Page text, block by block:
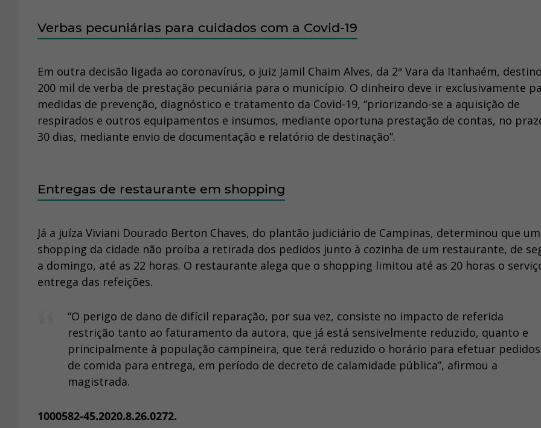
Verbas pecuniárias para cuidados com a Covid-19
Em outra decisão ligada ao coronavírus, o juiz Jamil Chaim Alves, da 2ª Vara da Itanhaém,
200 mil de verba de prestação pecuniária para o município. O dinheiro deve ir exclusivamente
medidas de prevenção, diagnóstico e tratamento da Covid-19, “priorizando-se a aquisição de
respirados e outros equipamentos e insumos, mediante oportuna prestação de contas, no
30 dias, mediante envio de documentação e relatório de destinação”.
Entregas de restaurante em shopping
Já a juíza Viviani Dourado Berton Chaves, do plantão judiciário de Campinas, determinou que um
shopping da cidade não proíba a retirada dos pedidos junto à cozinha de um restaurante, de
a domingo, até as 22 horas. O restaurante alega que o shopping limitou até as 20 horas o
entrega das refeições.
“O perigo de dano de difícil reparação, por sua vez, consiste no impacto de referida
restrição tanto ao faturamento da autora, que já está sensivelmente reduzido, quanto e
principalmente à população campineira, que terá reduzido o horário para efetuar pedidos
de comida para entrega, em período de decreto de calamidade pública”, afirmou a
magistrada.
1000582-45.2020.8.26.0272.